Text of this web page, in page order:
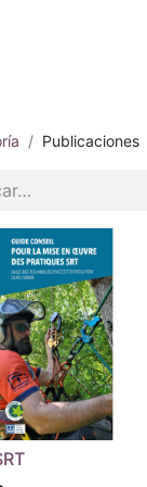
Publicaciones